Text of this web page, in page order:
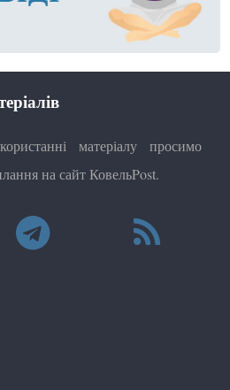
матеріалу просимо
на сайт КовельPost.